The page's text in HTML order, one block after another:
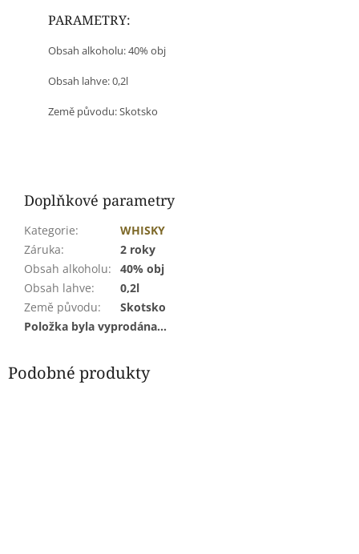
PARAMETRY:
Obsah alkoholu: 40% obj
Obsah lahve: 0,2l
Země původu: Skotsko
Doplňkové parametry
Kategorie:
WHISKY
Záruka:
2 roky
Obsah alkoholu:
40% obj
Obsah lahve:
0,2l
Země původu:
Skotsko
Položka byla vyprodána…
Podobné produkty